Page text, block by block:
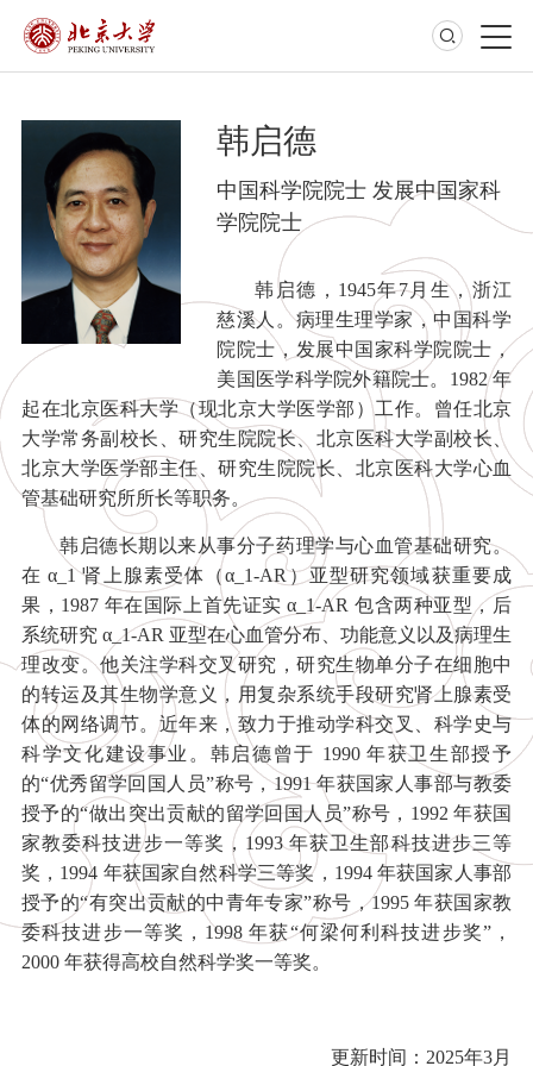
韩启德
中国科学院院士 发展中国家科
学院院士
韩启德，1945年7月生，浙江
慈溪人。病理生理学家，中国科学
院院士，发展中国家科学院院士，
美国医学科学院外籍院士。1982 年
起在北京医科大学（现北京大学医学部）工作。曾任北京
大学常务副校长、研究生院院长、北京医科大学副校长、
北京大学医学部主任、研究生院院长、北京医科大学心血
管基础研究所所长等职务。
韩启德长期以来从事分子药理学与心血管基础研究。
在 α_1 肾上腺素受体（α_1-AR）亚型研究领域获重要成
果，1987 年在国际上首先证实 α_1-AR 包含两种亚型，后
系统研究 α_1-AR 亚型在心血管分布、功能意义以及病理生
理改变。他关注学科交叉研究，研究生物单分子在细胞中
的转运及其生物学意义，用复杂系统手段研究肾上腺素受
体的网络调节。近年来，致力于推动学科交叉、科学史与
科学文化建设事业。韩启德曾于 1990 年获卫生部授予
的“优秀留学回国人员”称号，1991 年获国家人事部与教委
授予的“做出突出贡献的留学回国人员”称号，1992 年获国
家教委科技进步一等奖，1993 年获卫生部科技进步三等
奖，1994 年获国家自然科学三等奖，1994 年获国家人事部
授予的“有突出贡献的中青年专家”称号，1995 年获国家教
委科技进步一等奖，1998 年获“何梁何利科技进步奖”，
2000 年获得高校自然科学奖一等奖。
更新时间：2025年3月